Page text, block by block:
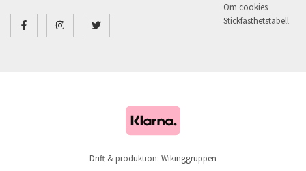
Om cookies
Stickfasthetstabell
Drift & produktion: Wikinggruppen